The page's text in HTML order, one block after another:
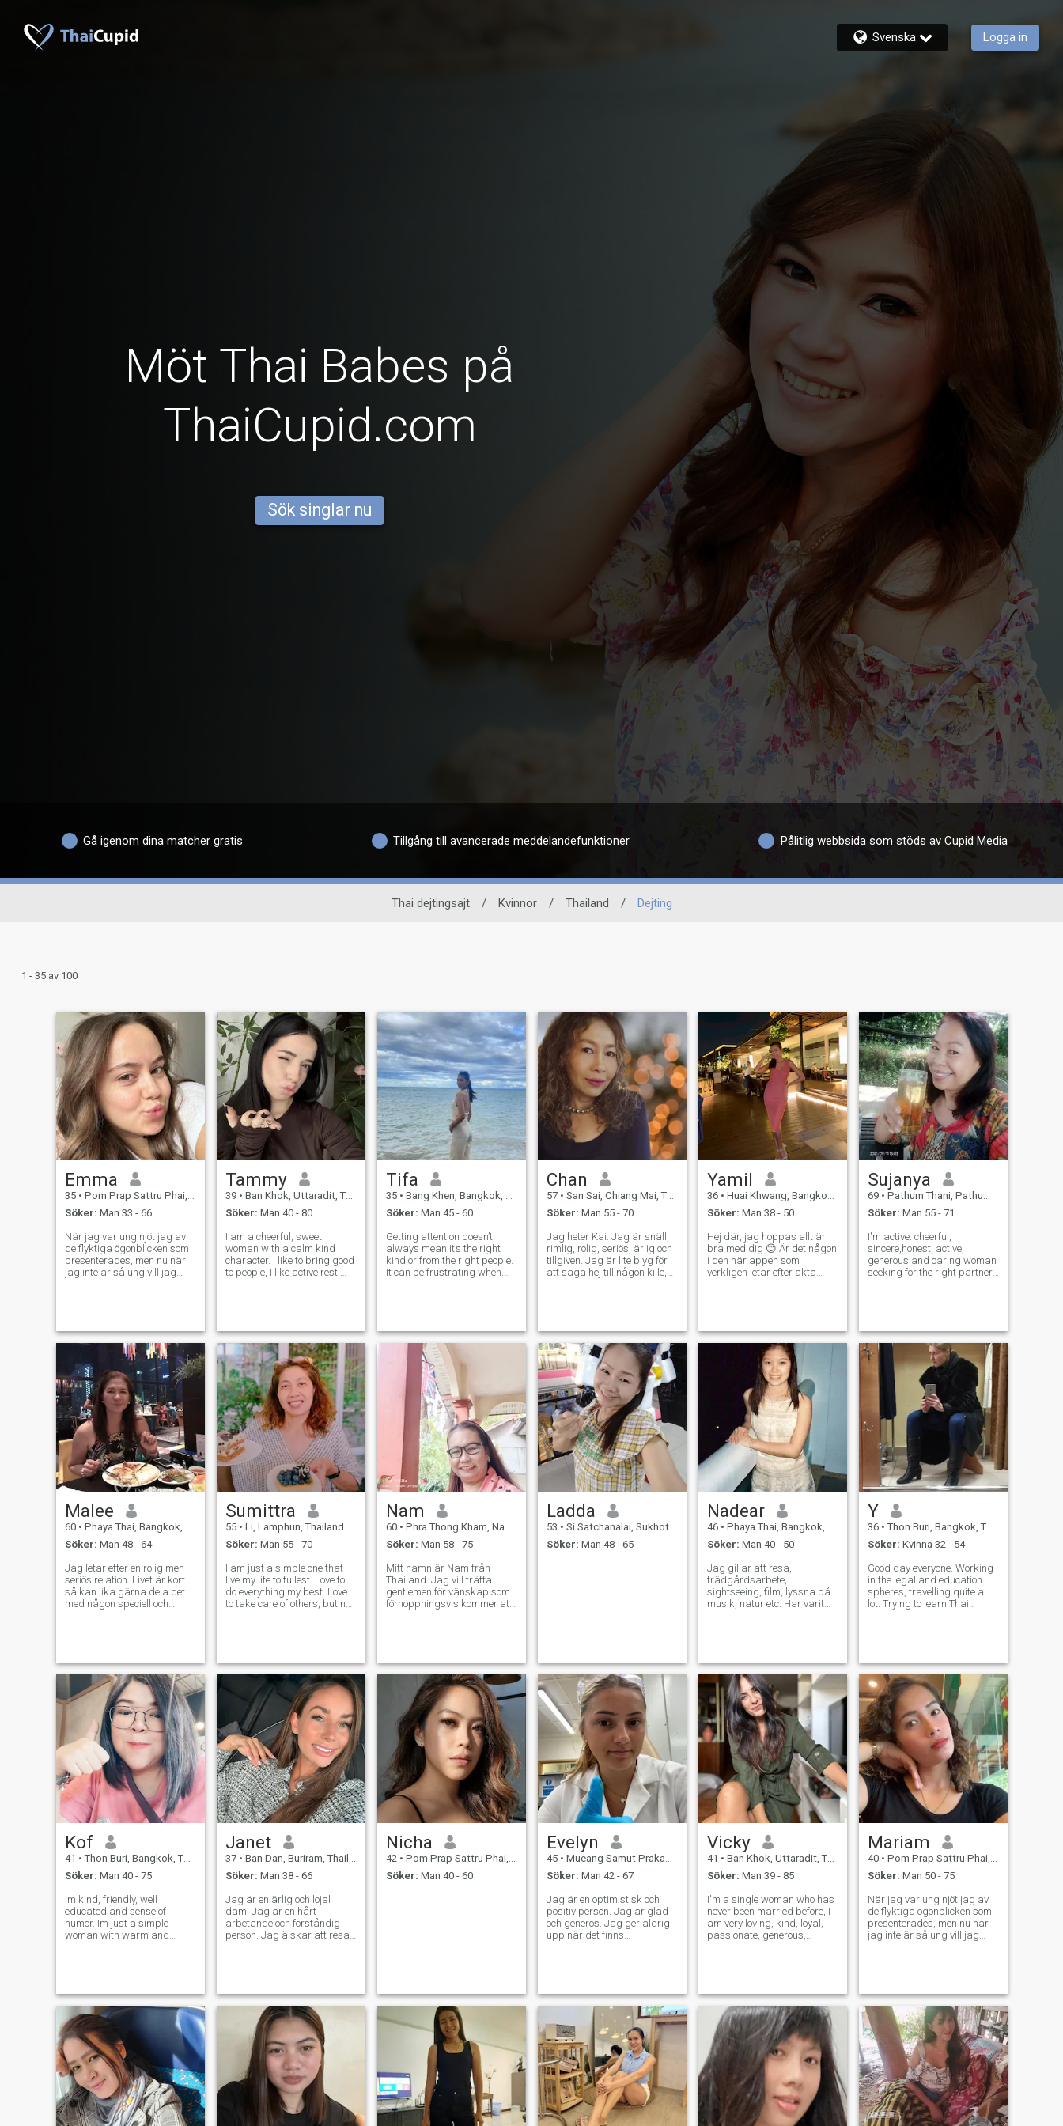
Svenska Logga in
Möt Thai Babes på
ThaiCupid.com
Sök singlar nu
Gå igenom dina matcher gratis Tillgång till avancerade meddelandefunktioner Pålitlig webbsida som stöds av Cupid Media
Thai dejtingsajt / Kvinnor / Thailand / Dejting
1 - 35 av 100
Emma
35 • Pom Prap Sattru Phai, Bangkok, Thailand
Söker: Man 33 - 66
När jag var ung njöt jag av
de flyktiga ögonblicken som
presenterades, men nu när
jag inte är så ung vill jag
av det, varje dag gör jag det
men nu vill jag göra det med
gott sällskap
Tammy
39 • Ban Khok, Uttaradit, Thailand
Söker: Man 40 - 80
I am a cheerful, sweet
woman with a calm kind
character. I like to bring good
to people, I like active rest,
woman. I do not want to
waste my time -
Tifa
35 • Bang Khen, Bangkok, Thailand
Söker: Man 45 - 60
Getting attention doesn’t
always mean it’s the right
kind or from the right people.
It can be frustrating when
along when you least expec
Chan
57 • San Sai, Chiang Mai, Thailand
Söker: Man 55 - 70
Jag heter Kai. Jag är snäll,
rimlig, rolig, seriös, ärlig och
tillgiven. Jag är lite blyg för
att säga hej till någon kille,
med mig, kommer du att
kunna ha en riktig
konversation när jag talar
flytande engelska. Du
kommer att kunna berätta
om ditt liv och jag kommer
att förstå. Jag är en
bergsälskare så vill inte bo
vid stranden.
Yamil
36 • Huai Khwang, Bangkok, Thailand
Söker: Man 38 - 50
Hej där, jag hoppas allt är
bra med dig 😊 Är det någon
i den här appen som
verkligen letar efter äkta
intressant i ett seriöst
förhållande, som leder till
äktenskap om vi kommer
överens. Jag tycker om att
äta hälsosam mat och
motionera. Snälla, slösa inte
bort min tid om du inte är
seriös. Skriv inte till mig om
ni inte är 100% singel (skild
är okej, men inga barn) eller
om ni letar Jag hoppas att
jag hittar rätt partner här! ☺️
Ha en fantastisk dag. - Tack
så mycket. - Skål för det! -
Sujanya
69 • Pathum Thani, Pathum Thani, Thailand
Söker: Man 55 - 71
I'm active. cheerful,
sincere,honest, active,
generous and caring woman
seeking for the right partner.
sick, and have no health
problem. I've been working
as
Malee
60 • Phaya Thai, Bangkok, Thailand
Söker: Man 48 - 64
Jag letar efter en rolig men
seriös relation. Livet är kort
så kan lika gärna dela det
med någon speciell och
lagar god mat. Namnge den
som du skar har den på ditt
dining bord. Eller så kan vi
bara njuta av varandras
sällskap.
Sumittra
55 • Li, Lamphun, Thailand
Söker: Man 55 - 70
I am just a simple one that
live my life to fullest. Love to
do everything my best. Love
to take care of others, but not
art and craft.
Nam
60 • Phra Thong Kham, Nakhon Ratchasima, Thailand
Söker: Man 58 - 75
Mitt namn är Nam från
Thailand. Jag vill träffa
gentlemen för vänskap som
förhoppningsvis kommer att
Ladda
53 • Si Satchanalai, Sukhothai, Thailand
Söker: Man 48 - 65
Nadear
46 • Phaya Thai, Bangkok, Thailand
Söker: Man 40 - 50
Jag gillar att resa,
trädgårdsarbete,
sightseeing, film, lyssna på
musik, natur etc. Har varit
blandat perspektiv. Jag är
bara intresserad av ”god
människa”, bra från inre.
Y
36 • Thon Buri, Bangkok, Thailand
Söker: Kvinna 32 - 54
Good day everyone. Working
in the legal and education
spheres, travelling quite a
lot. Trying to learn Thai
mind. Let's talk meet up and
see
Kof
41 • Thon Buri, Bangkok, Thailand
Söker: Man 40 - 75
Im kind, friendly, well
educated and sense of
humor. Im just a simple
woman with warm and
especially to the new places
to expl
Janet
37 • Ban Dan, Buriram, Thailand
Söker: Man 38 - 66
Jag är en ärlig och lojal
dam. Jag är en hårt
arbetande och förståndig
person. Jag älskar att resa
enkel och snäll dam. Jag ser
alltid till att ha ett hälsosamt
sinne och en hälsosam
livsstil, jag går till gymmet
så ofta jag kan och håller
rätt balans, Jag blir ditt
beroende, din drog om du
låter mig. Om du är snäll
mot mig är jag helt din. Du
är min mest populära man
och jag är ditt största fan.
Nicha
42 • Pom Prap Sattru Phai, Bangkok, Thailand
Söker: Man 40 - 60
Evelyn
45 • Mueang Samut Prakan, Samut Prakan, Thailand
Söker: Man 42 - 67
Jag är en optimistisk och
positiv person. Jag är glad
och generös. Jag ger aldrig
upp när det finns
så glad att vara här och jag
hoppas verkligen att träffa
den speciella någon.
Vicky
41 • Ban Khok, Uttaradit, Thailand
Söker: Man 39 - 85
I'm a single woman who has
never been married before, I
am very loving, kind, loyal,
passionate, generous,
was a child. Communication
with God
Mariam
40 • Pom Prap Sattru Phai, Bangkok, Thailand
Söker: Man 50 - 75
När jag var ung njöt jag av
de flyktiga ögonblicken som
presenterades, men nu när
jag inte är så ung vill jag
det, varje dag jag gör det
men nu vill jag göra det med
bra sällskap